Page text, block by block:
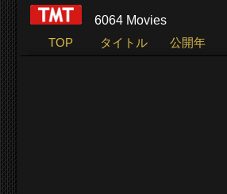
6064 Movies
TOP
タイトル 公開年